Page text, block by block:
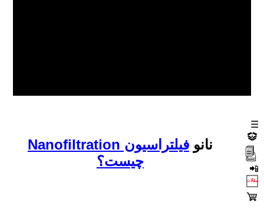
نانو
فیلتراسیون Nanofiltration
چیست؟
☰
📲
مقالات